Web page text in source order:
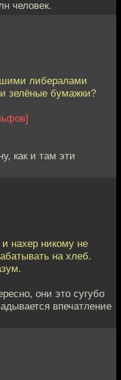
человек.
либералами
зелёные бумажки?
как и там эти
нахер никому не
на хлеб.
они это сугубо
впечатление